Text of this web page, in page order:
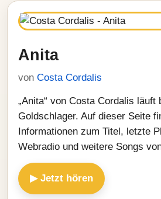
Anita
von Costa Cordalis
„Anita“ von Costa Cordalis läuft
Goldschlager. Auf dieser Seite
Informationen zum Titel, letzte
Webradio und weitere Songs
▶ Jetzt hören